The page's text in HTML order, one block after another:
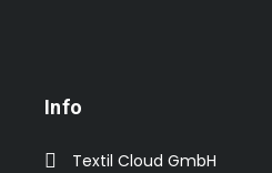
Info
Textil Cloud GmbH